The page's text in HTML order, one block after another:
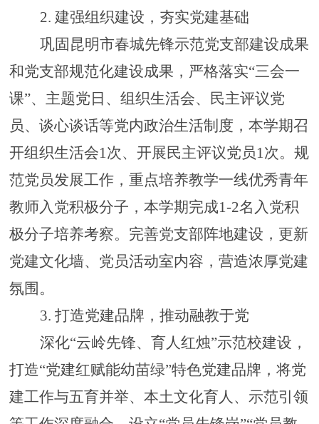
2. 建强组织建设，夯实党建基础
巩固昆明市春城先锋示范党支部建设成果
和党支部规范化建设成果，严格落实“三会一
课”、主题党日、组织生活会、民主评议党
员、谈心谈话等党内政治生活制度，本学期召
开组织生活会1次、开展民主评议党员1次。规
范党员发展工作，重点培养教学一线优秀青年
教师入党积极分子，本学期完成1-2名入党积
极分子培养考察。完善党支部阵地建设，更新
党建文化墙、党员活动室内容，营造浓厚党建
氛围。
3. 打造党建品牌，推动融教于党
深化“云岭先锋、育人红烛”示范校建设，
打造“党建红赋能幼苗绿”特色党建品牌，将党
建工作与五育并举、本土文化育人、示范引领